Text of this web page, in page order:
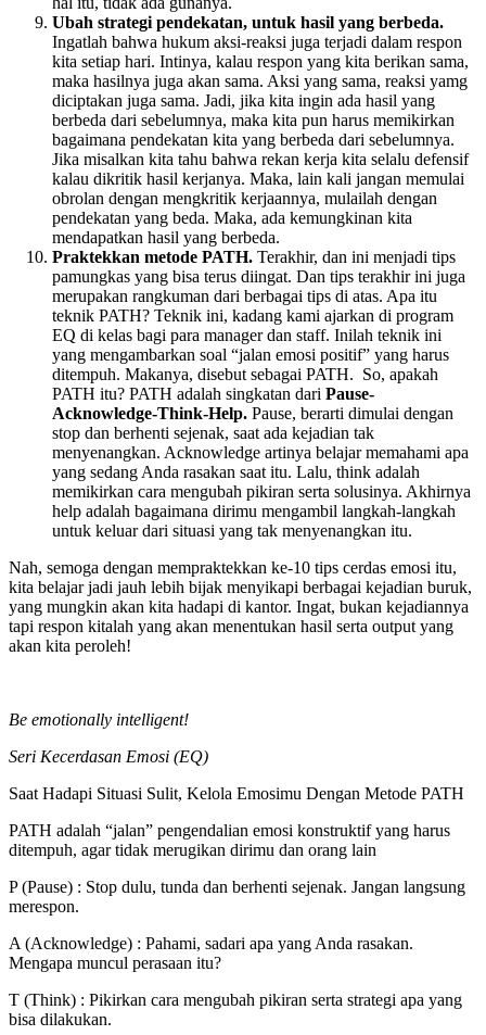
Ubah strategi pendekatan, untuk hasil yang berbeda.
Ingatlah bahwa hukum aksi-reaksi juga terjadi dalam respon
kita setiap hari. Intinya, kalau respon yang kita berikan sama,
maka hasilnya juga akan sama. Aksi yang sama, reaksi yamg
diciptakan juga sama. Jadi, jika kita ingin ada hasil yang
berbeda dari sebelumnya, maka kita pun harus memikirkan
bagaimana pendekatan kita yang berbeda dari sebelumnya.
Jika misalkan kita tahu bahwa rekan kerja kita selalu defensif
kalau dikritik hasil kerjanya. Maka, lain kali jangan memulai
obrolan dengan mengkritik kerjaannya, mulailah dengan
pendekatan yang beda. Maka, ada kemungkinan kita
mendapatkan hasil yang berbeda.
Praktekkan metode PATH. Terakhir, dan ini menjadi tips
pamungkas yang bisa terus diingat. Dan tips terakhir ini juga
merupakan rangkuman dari berbagai tips di atas. Apa itu
teknik PATH? Teknik ini, kadang kami ajarkan di program
EQ di kelas bagi para manager dan staff. Inilah teknik ini
yang mengambarkan soal “jalan emosi positif” yang harus
ditempuh. Makanya, disebut sebagai PATH. So, apakah
PATH itu? PATH adalah singkatan dari Pause-
Acknowledge-Think-Help. Pause, berarti dimulai dengan
stop dan berhenti sejenak, saat ada kejadian tak
menyenangkan. Acknowledge artinya belajar memahami apa
yang sedang Anda rasakan saat itu. Lalu, think adalah
memikirkan cara mengubah pikiran serta solusinya. Akhirnya
help adalah bagaimana dirimu mengambil langkah-langkah
untuk keluar dari situasi yang tak menyenangkan itu.
Nah, semoga dengan mempraktekkan ke-10 tips cerdas emosi itu,
kita belajar jadi jauh lebih bijak menyikapi berbagai kejadian buruk,
yang mungkin akan kita hadapi di kantor. Ingat, bukan kejadiannya
tapi respon kitalah yang akan menentukan hasil serta output yang
akan kita peroleh!
Be emotionally intelligent!
Seri Kecerdasan Emosi (EQ)
Saat Hadapi Situasi Sulit, Kelola Emosimu Dengan Metode PATH
PATH adalah “jalan” pengendalian emosi konstruktif yang harus
ditempuh, agar tidak merugikan dirimu dan orang lain
P (Pause) : Stop dulu, tunda dan berhenti sejenak. Jangan langsung
merespon.
A (Acknowledge) : Pahami, sadari apa yang Anda rasakan.
Mengapa muncul perasaan itu?
T (Think) : Pikirkan cara mengubah pikiran serta strategi apa yang
bisa dilakukan.